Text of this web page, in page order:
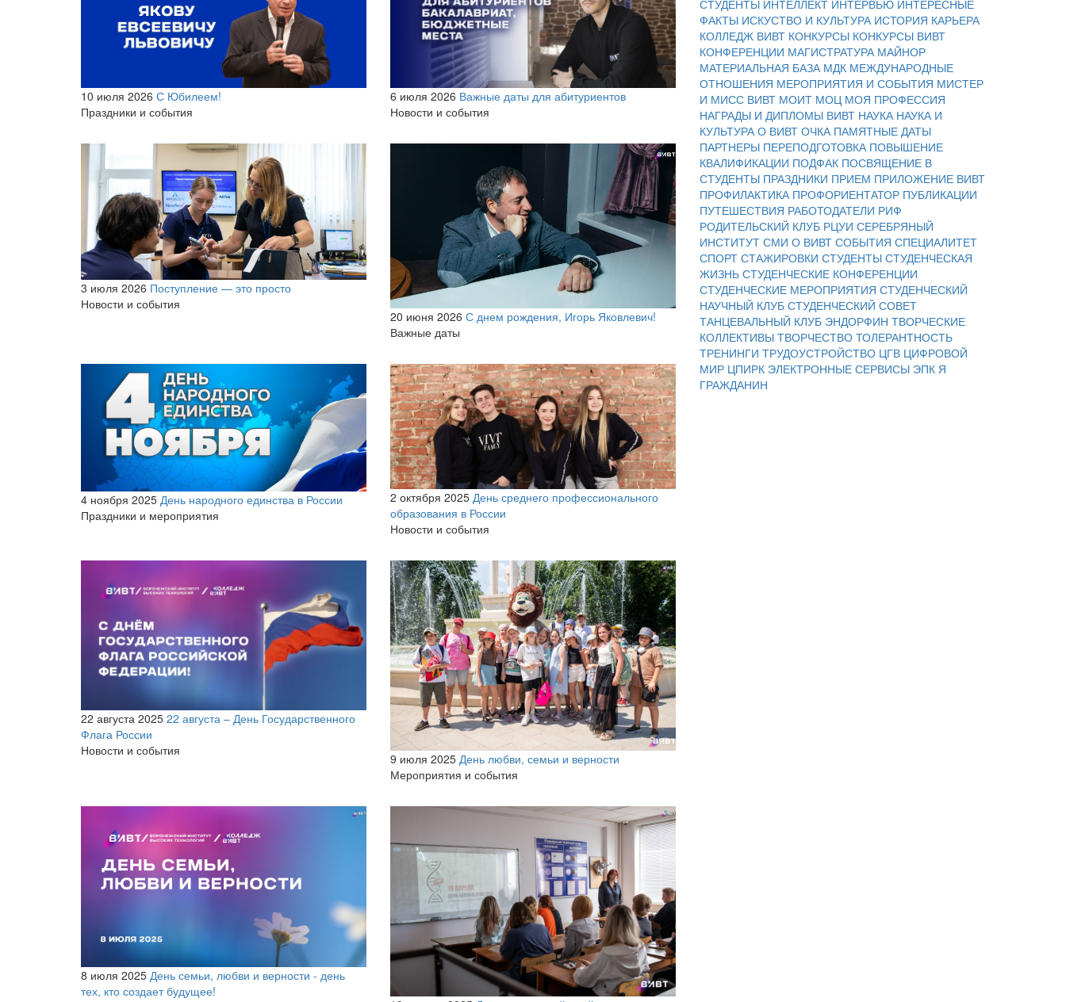
10 июля 2026 С Юбилеем!
Праздники и события
6 июля 2026 Важные даты для абитуриентов
Новости и события
3 июля 2026 Поступление — это просто
Новости и события
20 июня 2026 С днем рождения, Игорь Яковлевич!
Важные даты
4 ноября 2025 День народного единства в России
Праздники и мероприятия
2 октября 2025 День среднего профессионального
образования в России
Новости и события
22 августа 2025 22 августа – День Государственного
Флага России
Новости и события
9 июля 2025 День любви, семьи и верности
Мероприятия и события
8 июля 2025 День семьи, любви и верности - день
тех, кто создает будущее!
СТУДЕНТЫ ИНТЕЛЛЕКТ ИНТЕРВЬЮ ИНТЕРЕСНЫЕ
ФАКТЫ ИСКУСТВО И КУЛЬТУРА ИСТОРИЯ КАРЬЕРА
КОЛЛЕДЖ ВИВТ КОНКУРСЫ КОНКУРСЫ ВИВТ
КОНФЕРЕНЦИИ МАГИСТРАТУРА МАЙНОР
МАТЕРИАЛЬНАЯ БАЗА МДК МЕЖДУНАРОДНЫЕ
ОТНОШЕНИЯ МЕРОПРИЯТИЯ И СОБЫТИЯ МИСТЕР
И МИСС ВИВТ МОИТ МОЦ МОЯ ПРОФЕССИЯ
НАГРАДЫ И ДИПЛОМЫ ВИВТ НАУКА НАУКА И
КУЛЬТУРА О ВИВТ ОЧКА ПАМЯТНЫЕ ДАТЫ
ПАРТНЕРЫ ПЕРЕПОДГОТОВКА ПОВЫШЕНИЕ
КВАЛИФИКАЦИИ ПОДФАК ПОСВЯЩЕНИЕ В
СТУДЕНТЫ ПРАЗДНИКИ ПРИЕМ ПРИЛОЖЕНИЕ ВИВТ
ПРОФИЛАКТИКА ПРОФОРИЕНТАТОР ПУБЛИКАЦИИ
ПУТЕШЕСТВИЯ РАБОТОДАТЕЛИ РИФ
РОДИТЕЛЬСКИЙ КЛУБ РЦУИ СЕРЕБРЯНЫЙ
ИНСТИТУТ СМИ О ВИВТ СОБЫТИЯ СПЕЦИАЛИТЕТ
СПОРТ СТАЖИРОВКИ СТУДЕНТЫ СТУДЕНЧЕСКАЯ
ЖИЗНЬ СТУДЕНЧЕСКИЕ КОНФЕРЕНЦИИ
СТУДЕНЧЕСКИЕ МЕРОПРИЯТИЯ СТУДЕНЧЕСКИЙ
НАУЧНЫЙ КЛУБ СТУДЕНЧЕСКИЙ СОВЕТ
ТАНЦЕВАЛЬНЫЙ КЛУБ ЭНДОРФИН ТВОРЧЕСКИЕ
КОЛЛЕКТИВЫ ТВОРЧЕСТВО ТОЛЕРАНТНОСТЬ
ТРЕНИНГИ ТРУДОУСТРОЙСТВО ЦГВ ЦИФРОВОЙ
МИР ЦПИРК ЭЛЕКТРОННЫЕ СЕРВИСЫ ЭПК Я
ГРАЖДАНИН